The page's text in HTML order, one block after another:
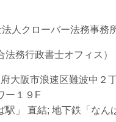
人クローバー法務事務
法務行政書士オフィス）
大阪市浪速区難波中２
ー１９F
駅」 直結; 地下鉄「なん